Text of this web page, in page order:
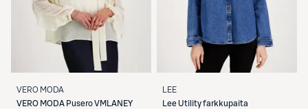
VERO MODA
VERO MODA Pusero VMLANEY
LEE
LeeUtility farkkupaita